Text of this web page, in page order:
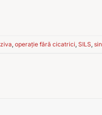
, operație fără cicatrici, SILS,